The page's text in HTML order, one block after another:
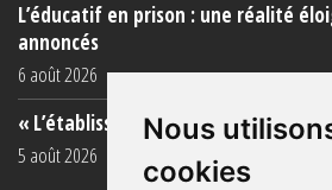
Nous
cookies
L’éducatif en prison : une réalité
annoncés
6 août 2026
« L’établissement est une
5 août 2026